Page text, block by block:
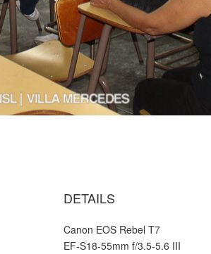
DETAILS
Canon EOS Rebel T7
EF-S18-55mm f/3.5-5.6 III